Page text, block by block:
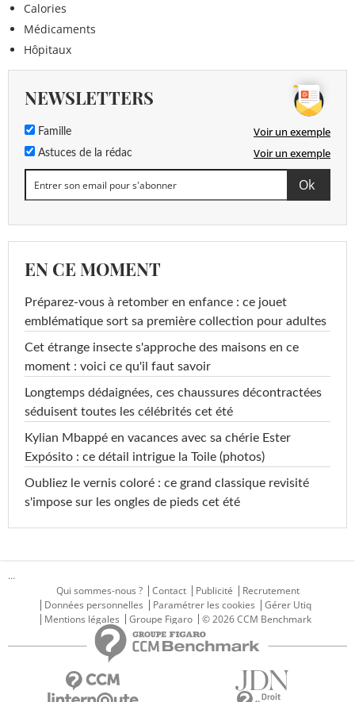
Calories
Médicaments
Hôpitaux
NEWSLETTERS
Famille Voir un exemple
Astuces de la rédac Voir un exemple
EN CE MOMENT
Préparez-vous à retomber en enfance : ce jouet
emblématique sort sa première collection pour adultes
Cet étrange insecte s'approche des maisons en ce
moment : voici ce qu'il faut savoir
Longtemps dédaignées, ces chaussures décontractées
séduisent toutes les célébrités cet été
Kylian Mbappé en vacances avec sa chérie Ester
Expósito : ce détail intrigue la Toile (photos)
Oubliez le vernis coloré : ce grand classique revisité
s'impose sur les ongles de pieds cet été
...
Qui sommes-nous ?
Contact Publicité
Recrutement
Données personnelles
Paramétrer les cookies
Gérer Utiq
Mentions légales
Groupe Figaro © 2026 CCM Benchmark